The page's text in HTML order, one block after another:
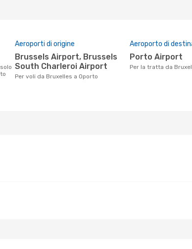
Aeroporti di origine
Brussels Airport, Brussels
South Charleroi Airport
Per voli da Bruxelles a Oporto
Aeroporto di
Porto Airport
Per la tratta da